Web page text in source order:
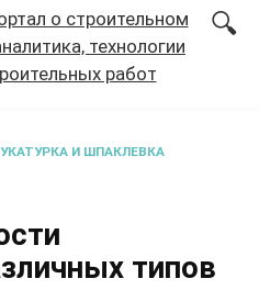
И ШПАКЛЕВКА
типов